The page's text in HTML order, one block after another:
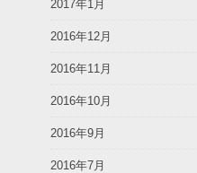
2017年1月
2016年12月
2016年11月
2016年10月
2016年9月
2016年7月